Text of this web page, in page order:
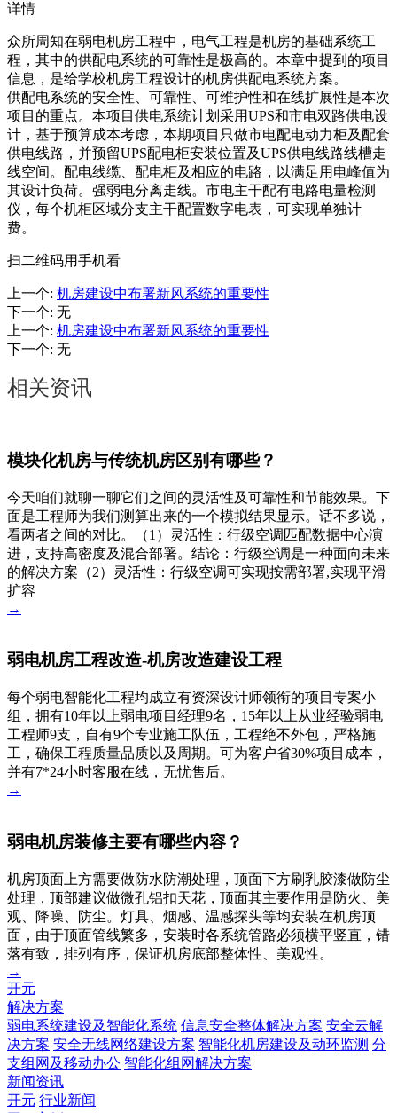
详情
众所周知在弱电机房工程中，电气工程是机房的基础系统工
程，其中的供配电系统的可靠性是极高的。本章中提到的项目
信息，是给学校机房工程设计的机房供配电系统方案。
供配电系统的安全性、可靠性、可维护性和在线扩展性是本次
项目的重点。本项目供电系统计划采用UPS和市电双路供电设
计，基于预算成本考虑，本期项目只做市电配电动力柜及配套
供电线路，并预留UPS配电柜安装位置及UPS供电线路线槽走
线空间。配电线缆、配电柜及相应的电路，以满足用电峰值为
其设计负荷。强弱电分离走线。市电主干配有电路电量检测
仪，每个机柜区域分支主干配置数字电表，可实现单独计
费。
扫二维码用手机看
上一个: 机房建设中布署新风系统的重要性
下一个: 无
上一个: 机房建设中布署新风系统的重要性
下一个: 无
相关资讯
模块化机房与传统机房区别有哪些？
今天咱们就聊一聊它们之间的灵活性及可靠性和节能效果。下
面是工程师为我们测算出来的一个模拟结果显示。话不多说，
看两者之间的对比。（1）灵活性：行级空调匹配数据中心演
进，支持高密度及混合部署。结论：行级空调是一种面向未来
的解决方案（2）灵活性：行级空调可实现按需部署,实现平滑
扩容
→
弱电机房工程改造-机房改造建设工程
每个弱电智能化工程均成立有资深设计师领衔的项目专案小
组，拥有10年以上弱电项目经理9名，15年以上从业经验弱电
工程师9支，自有9个专业施工队伍，工程绝不外包，严格施
工，确保工程质量品质以及周期。可为客户省30%项目成本，
并有7*24小时客服在线，无忧售后。
→
弱电机房装修主要有哪些内容？
机房顶面上方需要做防水防潮处理，顶面下方刷乳胶漆做防尘
处理，顶部建议做微孔铝扣天花，顶面其主要作用是防火、美
观、降噪、防尘。灯具、烟感、温感探头等均安装在机房顶
面，由于顶面管线繁多，安装时各系统管路必须横平竖直，错
落有致，排列有序，保证机房底部整体性、美观性。
→
开元
解决方案
弱电系统建设及智能化系统 信息安全整体解决方案 安全云解
决方案 安全无线网络建设方案 智能化机房建设及动环监测 分
支组网及移动办公 智能化组网解决方案
新闻资讯
开元 行业新闻